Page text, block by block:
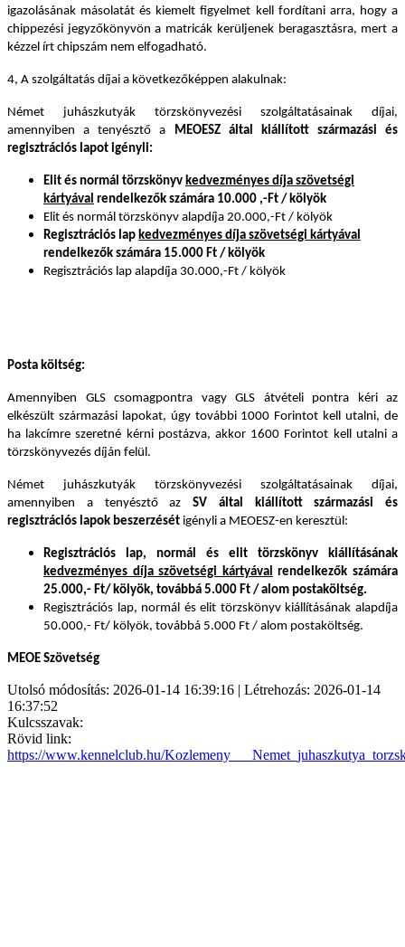
igazolásának másolatát és kiemelt figyelmet kell fordítani arra, hogy a
chippezési jegyzőkönyvön a matricák kerüljenek beragasztásra, mert a
kézzel írt chipszám nem elfogadható.
4, A szolgáltatás díjai a következőképpen alakulnak:
Német juhászkutyák törzskönyvezési szolgáltatásainak díjai,
amennyiben a tenyésztő a
MEOESZ által kiállított származási és
regisztrációs lapot igényli:
Elit és normál törzskönyv kedvezményes díja szövetségi
kártyával rendelkezők számára 10.000 ,-Ft / kölyök
Elit és normál törzskönyv alapdíja 20.000,-Ft / kölyök
Regisztrációs lap kedvezményes díja szövetségi kártyával
rendelkezők számára 15.000 Ft / kölyök
Regisztrációs lap alapdíja 30.000,-Ft / kölyök
Posta költség:
Amennyiben GLS csomagpontra vagy GLS átvételi pontra kéri az
elkészült származási lapokat, úgy további 1000 Forintot kell utalni, de
ha lakcímre szeretné kérni postázva, akkor 1600 Forintot kell utalni a
törzskönyvezés díján felül.
Német juhászkutyák törzskönyvezési szolgáltatásainak díjai,
amennyiben a tenyésztő az SV által kiállított származási és
regisztrációs lapok beszerzését igényli a MEOESZ-en keresztül:
Regisztrációs lap, normál és elit törzskönyv kiállításának
kedvezményes díja szövetségi kártyával rendelkezők számára
25.000,- Ft/ kölyök, továbbá 5.000 Ft / alom postaköltség.
Regisztrációs lap, normál és elit törzskönyv kiállításának alapdíja
50.000,- Ft/ kölyök, továbbá 5.000 Ft / alom postaköltség.
MEOE Szövetség
Utolsó módosítás: 2026-01-14 16:39:16 | Létrehozás: 2026-01-14
16:37:52
Kulcsszavak:
Rövid link:
https://www.kennelclub.hu/